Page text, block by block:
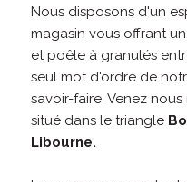
Nous disposons d'un
magasin vous offrant
et poêle à granulés
seul mot d'ordre de
savoir-faire. Venez
situé dans le triangle
Libourne.